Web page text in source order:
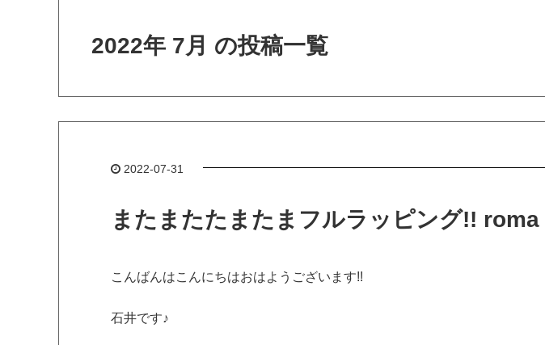
2022年 7月 の投稿一覧
2022-07-31
またまたたまたまフルラッピング!! roma
こんばんはこんにちはおはようございます!!
石井です♪